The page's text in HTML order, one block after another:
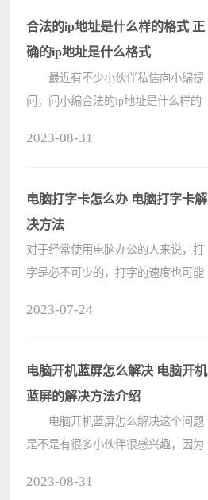
脑怎么锁屏，其实操作方法非常的简
单，可以????
合法的ip地址是什么样的格式 正
确的ip地址是什么格式
最近有不少小伙伴私信向小编提
问，问小编合法的ip地址是什么样的
在就在下文中为大家带来ip地址的具
体介????
2023-08-31
电脑打字卡怎么办 电脑打字卡解
决方法
对于经常使用电脑办公的人来说，打
字是必不可少的，打字的速度也可能
小编一起来看看电脑打字卡的解决
方????
2023-07-24
电脑开机蓝屏怎么解决 电脑开机
蓝屏的解决方法介绍
电脑开机蓝屏怎么解决这个问题
是不是有很多小伙伴很感兴趣，因为
2023-08-31